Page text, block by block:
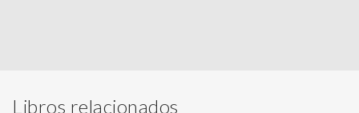
Libros relacionados